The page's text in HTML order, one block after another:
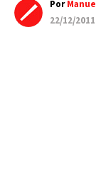
Por
22/12/